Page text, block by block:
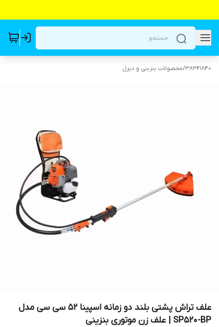
38341840
/محصولات بنزینی و دیزل
علف تراش پشتی بلند دو زمانه اسپینا 52 سی سی مدل
SP520-BP | علف زن موتوری بنزینی